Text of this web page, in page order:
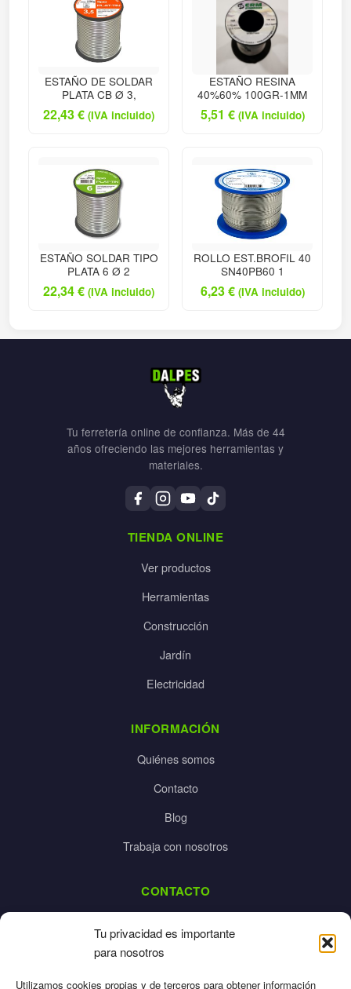
Tu privacidad es importante
para nosotros
Utilizamos cookies propias y de terceros para obtener información
ESTAÑO DE SOLDAR
PLATA CB Ø 3,
22,43€ (IVA incluido)
ESTAÑO RESINA
40%60% 100GR-1MM
5,51 € (IVA incluido)
ESTAÑO SOLDAR TIPO
PLATA 6 Ø 2
22,34€ (IVA incluido)
ROLLO EST.BROFIL 40
SN40PB60 1
6,23€ (IVA incluido)
Tu ferretería online de confianza. Más de 44
años ofreciendo las mejores herramientas y
materiales.
TIENDA ONLINE
Ver productos
Herramientas
Construcción
Jardín
Electricidad
INFORMACIÓN
Quiénes somos
Contacto
Blog
Trabaja con nosotros
CONTACTO
925 532 213